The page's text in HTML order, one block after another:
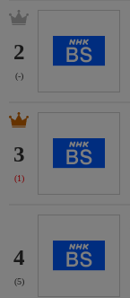
2
(-)
3
(1)
4
(5)